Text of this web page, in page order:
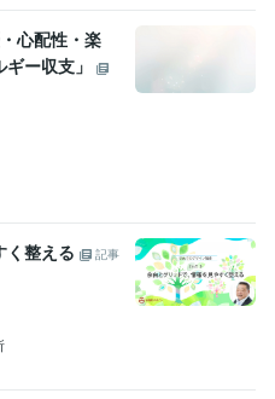
心配性・楽
ー収支」
く整える
記事